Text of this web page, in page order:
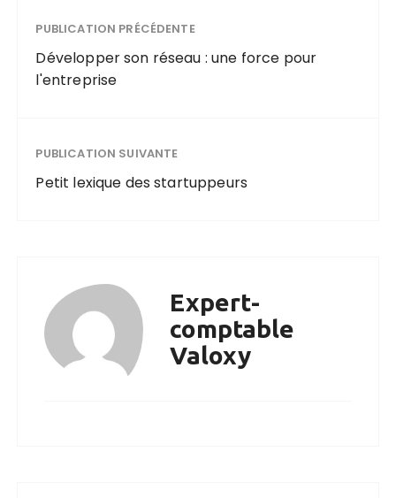
PUBLICATION PRÉCÉDENTE
Développer son réseau : une force pour
l'entreprise
PUBLICATION SUIVANTE
Petit lexique des startuppeurs
Expert-
comptable
Valoxy